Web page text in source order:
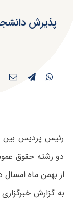
پذیرش
رئیس پردیس بین
دو رشته حقوق
از بهمن ماه
به گزارش